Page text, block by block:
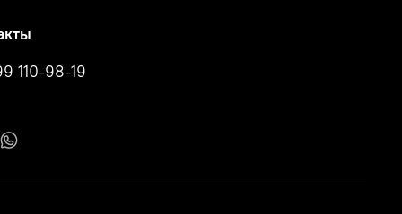
110-98-19